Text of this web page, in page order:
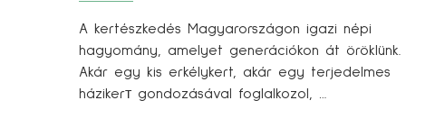
A kertészkedés Magyarországon igazi népi
hagyomány, amelyet generációkon át öröklünk.
Akár egy kis erkélykert, akár egy terjedelmes
házikerт gondozásával foglalkozol, …